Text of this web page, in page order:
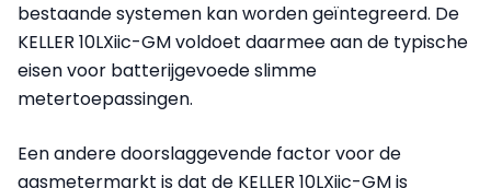
bestaande systemen kan worden geïntegreerd. De
KELLER 10LXiic-GM voldoet daarmee aan de typische
eisen voor batterijgevoede slimme
metertoepassingen.
Een andere doorslaggevende factor voor de
gasmetermarkt is dat de KELLER 10LXiic-GM is